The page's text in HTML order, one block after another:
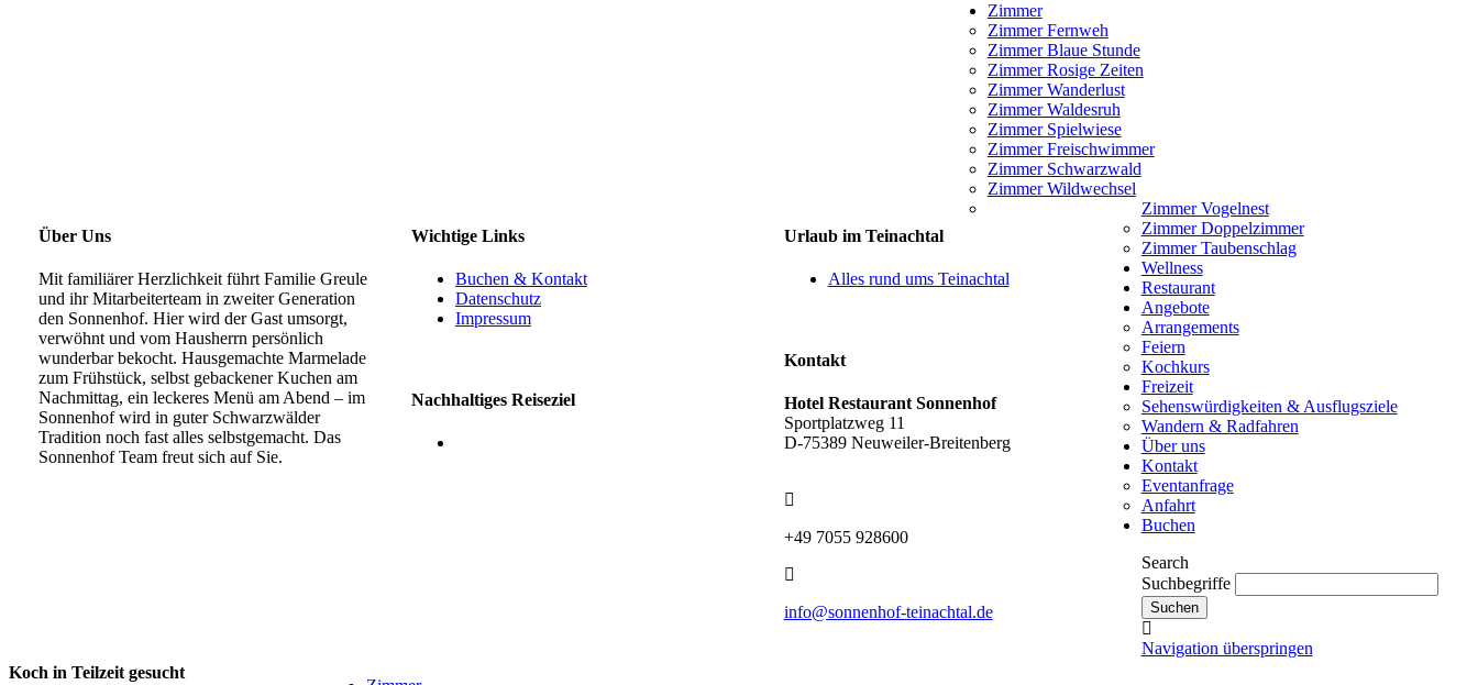
Über Uns
Mit familiärer Herzlichkeit führt Familie Greule
und ihr Mitarbeiterteam in zweiter Generation
den Sonnenhof. Hier wird der Gast umsorgt,
verwöhnt und vom Hausherrn persönlich
wunderbar bekocht. Hausgemachte Marmelade
zum Frühstück, selbst gebackener Kuchen am
Nachmittag, ein leckeres Menü am Abend – im
Sonnenhof wird in guter Schwarzwälder
Tradition noch fast alles selbstgemacht. Das
Sonnenhof Team freut sich auf Sie.
Wichtige Links
Buchen & Kontakt
Datenschutz
Impressum
Nachhaltiges Reiseziel
Urlaub im Teinachtal
Alles rund ums Teinachtal
Kontakt
Hotel Restaurant Sonnenhof
Sportplatzweg 11
D-75389 Neuweiler-Breitenberg
+49 7055 928600
info@sonnenhof-teinachtal.de
Koch in Teilzeit gesucht
Zimmer
Zimmer Fernweh
Zimmer Blaue Stunde
Zimmer Rosige Zeiten
Zimmer Wanderlust
Zimmer Waldesruh
Zimmer Spielwiese
Zimmer Freischwimmer
Zimmer Schwarzwald
Zimmer Wildwechsel
Zimmer Vogelnest
Zimmer Doppelzimmer
Zimmer Taubenschlag
Wellness
Restaurant
Angebote
Arrangements
Feiern
Kochkurs
Freizeit
Sehenswürdigkeiten & Ausflugsziele
Wandern & Radfahren
Über uns
Kontakt
Eventanfrage
Anfahrt
Buchen
Search
Suchbegriffe
Navigation überspringen